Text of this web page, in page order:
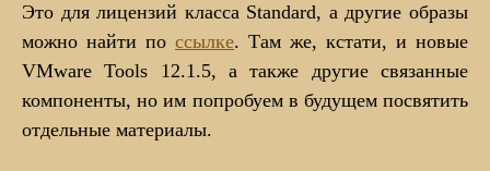
Это для лицензий класса Standard, а другие образы
можно найти по ссылке. Там же, кстати, и новые
VMware Tools 12.1.5, а также другие связанные
компоненты, но им попробуем в будущем посвятить
отдельные материалы.